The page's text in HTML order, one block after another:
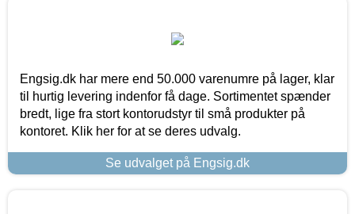
Engsig.dk har mere end 50.000 varenumre på lager, klar
til hurtig levering indenfor få dage. Sortimentet spænder
bredt, lige fra stort kontorudstyr til små produkter på
kontoret. Klik her for at se deres udvalg.
Se udvalget på Engsig.dk